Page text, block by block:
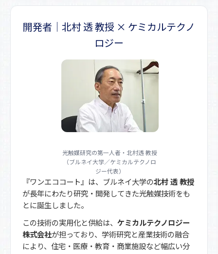
開発者｜北村 透 教授 × ケミカルテクノ
ロジー
光触媒研究の第一人者・北村透 教授
（ブルネイ大学／ケミカルテクノロ
ジー代表）
『ワンエココート』は、ブルネイ大学の北村 透 教授
が長年にわたり研究・開発してきた光触媒技術をも
とに誕生しました。
この技術の実用化と供給は、 ケミカルテクノロジー
株式会社が担っており、学術研究と産業技術の融合
により、住宅・医療・教育・商業施設など幅広い分